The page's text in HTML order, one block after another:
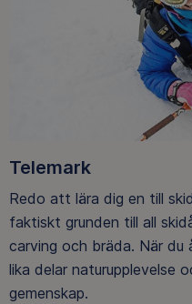
Telemark
Redo att lära dig en till
faktiskt grunden till all
carving och bräda. När du
lika delar naturupplevelse
gemenskap.